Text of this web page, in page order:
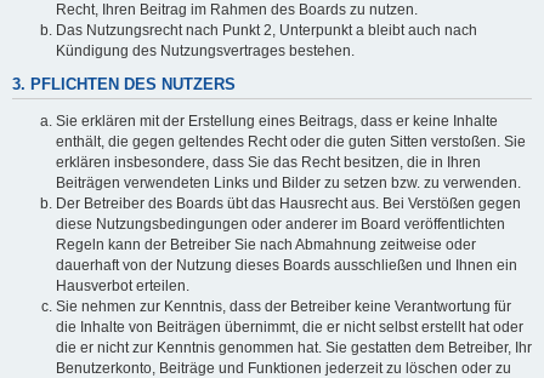
Recht, Ihren Beitrag im Rahmen des Boards zu nutzen.
Das Nutzungsrecht nach Punkt 2, Unterpunkt a bleibt auch nach
Kündigung des Nutzungsvertrages bestehen.
3. PFLICHTEN DES NUTZERS
Sie erklären mit der Erstellung eines Beitrags, dass er keine Inhalte
enthält, die gegen geltendes Recht oder die guten Sitten verstoßen. Sie
erklären insbesondere, dass Sie das Recht besitzen, die in Ihren
Beiträgen verwendeten Links und Bilder zu setzen bzw. zu verwenden.
Der Betreiber des Boards übt das Hausrecht aus. Bei Verstößen gegen
diese Nutzungsbedingungen oder anderer im Board veröffentlichten
Regeln kann der Betreiber Sie nach Abmahnung zeitweise oder
dauerhaft von der Nutzung dieses Boards ausschließen und Ihnen ein
Hausverbot erteilen.
Sie nehmen zur Kenntnis, dass der Betreiber keine Verantwortung für
die Inhalte von Beiträgen übernimmt, die er nicht selbst erstellt hat oder
die er nicht zur Kenntnis genommen hat. Sie gestatten dem Betreiber, Ihr
Benutzerkonto, Beiträge und Funktionen jederzeit zu löschen oder zu